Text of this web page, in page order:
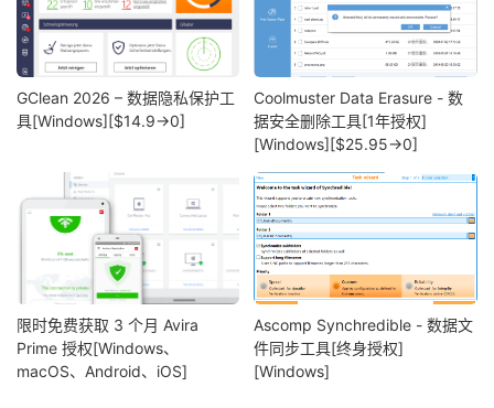
GClean 2026 – 数据隐私保护工
具[Windows][$14.9→0]
Coolmuster Data Erasure - 数
据安全删除工具[1年授权]
[Windows][$25.95→0]
限时免费获取 3 个月 Avira
Prime 授权[Windows、
macOS、Android、iOS]
Ascomp Synchredible - 数据文
件同步工具[终身授权]
[Windows]